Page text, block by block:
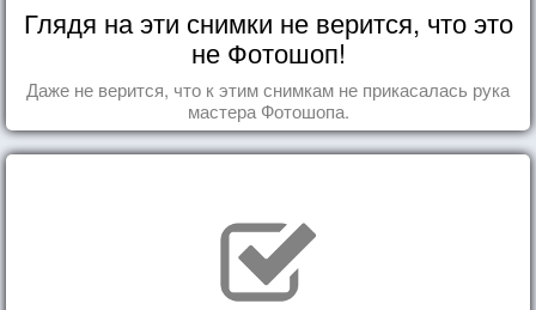
Глядя на эти снимки не верится, что это
не Фотошоп!
Даже не верится, что к этим снимкам не прикасалась рука
мастера Фотошопа.